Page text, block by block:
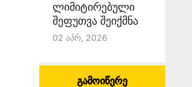
ლიმიტირებული
შეფუთვა შეიქმნა
02 Აპრ, 2026
გამოიწერე